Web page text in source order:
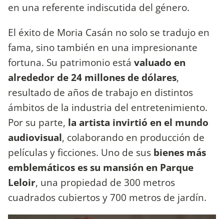
en una referente indiscutida del género.
El éxito de Moria Casán no solo se tradujo en
fama, sino también en una impresionante
fortuna. Su patrimonio está valuado en
alrededor de 24 millones de dólares,
resultado de años de trabajo en distintos
ámbitos de la industria del entretenimiento.
Por su parte, la artista invirtió en el mundo
audiovisual, colaborando en producción de
películas y ficciones. Uno de sus bienes más
emblemáticos es su mansión en Parque
Leloir, una propiedad de 300 metros
cuadrados cubiertos y 700 metros de jardín.